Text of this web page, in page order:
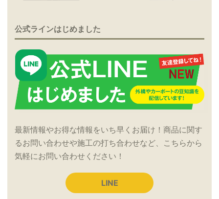
公式ラインはじめました
最新情報やお得な情報をいち早くお届け！商品に関す
るお問い合わせや施工の打ち合わせなど、こちらから
気軽にお問い合わせください！
LINE